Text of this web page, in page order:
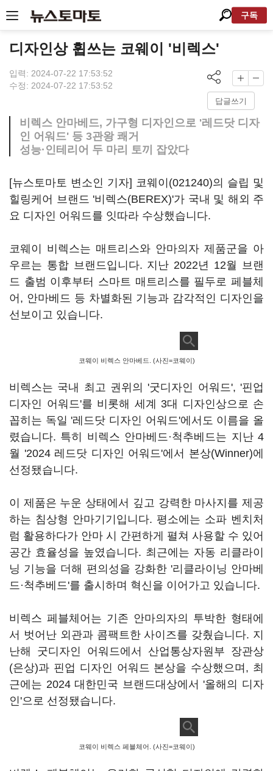
구독
디자인상 휩쓰는 코웨이 '비렉스'
입력: 2024-07-22 17:53:52
수정: 2024-07-22 17:53:52
답글쓰기
비렉스 안마베드, 가구형 디자인으로 '레드닷 디자
인 어워드' 등 3관왕 쾌거
성능·인테리어 두 마리 토끼 잡았다
[뉴스토마토 변소인 기자] 코웨이(021240)의 슬립 및
힐링케어 브랜드 '비렉스(BEREX)'가 국내 및 해외 주
요 디자인 어워드를 잇따라 수상했습니다.
코웨이 비렉스는 매트리스와 안마의자 제품군을 아
우르는 통합 브랜드입니다. 지난 2022년 12월 브랜
드 출범 이후부터 스마트 매트리스를 필두로 페블체
어, 안마베드 등 차별화된 기능과 감각적인 디자인을
선보이고 있습니다.
코웨이 비렉스 안마베드. (사진=코웨이)
비렉스는 국내 최고 권위의 '굿디자인 어워드', '핀업
디자인 어워드'를 비롯해 세계 3대 디자인상으로 손
꼽히는 독일 '레드닷 디자인 어워드'에서도 이름을 올
렸습니다. 특히 비렉스 안마베드·척추베드는 지난 4
월 '2024 레드닷 디자인 어워드'에서 본상(Winner)에
선정됐습니다.
이 제품은 누운 상태에서 깊고 강력한 마사지를 제공
하는 침상형 안마기기입니다. 평소에는 소파 벤치처
럼 활용하다가 안마 시 간편하게 펼쳐 사용할 수 있어
공간 효율성을 높였습니다. 최근에는 자동 리클라이
닝 기능을 더해 편의성을 강화한 '리클라이닝 안마베
드·척추베드'를 출시하며 혁신을 이어가고 있습니다.
비렉스 페블체어는 기존 안마의자의 투박한 형태에
서 벗어난 외관과 콤팩트한 사이즈를 갖췄습니다. 지
난해 굿디자인 어워드에서 산업통상자원부 장관상
(은상)과 핀업 디자인 어워드 본상을 수상했으며, 최
근에는 2024 대한민국 브랜드대상에서 '올해의 디자
인'으로 선정됐습니다.
코웨이 비렉스 페블체어. (사진=코웨이)